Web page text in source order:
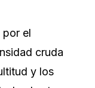
por el
cruda
y los